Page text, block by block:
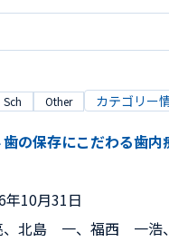
Sch Other カテゴリー
の保存にこだわる歯
年10月31日
北島 一、福西 一